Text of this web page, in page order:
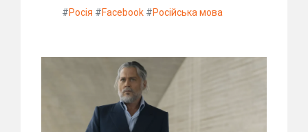
#Росія #Facebook #Російська мова